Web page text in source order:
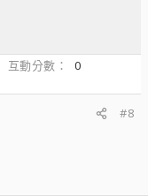
互動分數
0
#8